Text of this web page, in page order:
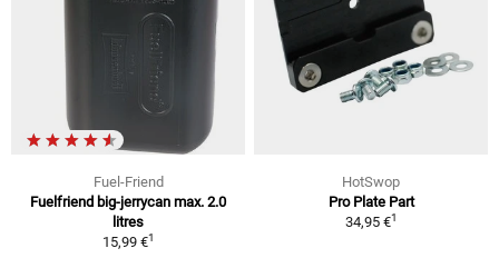
Fuel-Friend
Fuelfriend big-jerrycan max. 2.0
litres
15,99 €1
HotSwop
Pro Plate Part
34,95 €1